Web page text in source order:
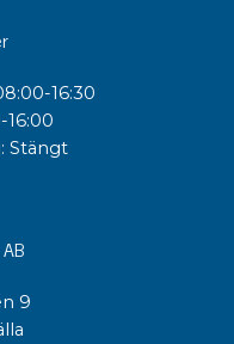
16:30
16:00
Stängt
9